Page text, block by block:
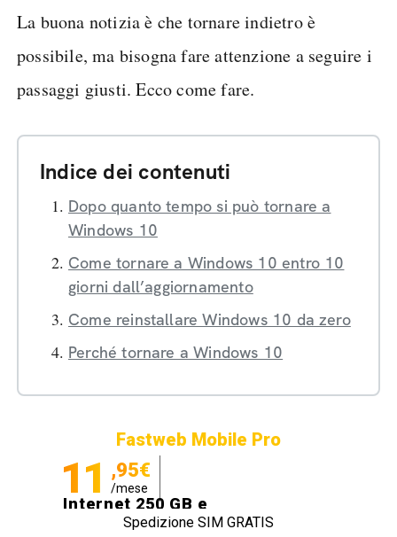
La buona notizia è che tornare indietro è
possibile, ma bisogna fare attenzione a seguire i
passaggi giusti. Ecco come fare.
Indice dei contenuti
Dopo quanto tempo si può tornare a
Windows 10
Come tornare a Windows 10 entro 10
giorni dall’aggiornamento
Come reinstallare Windows 10 da zero
Perché tornare a Windows 10
Fastweb Mobile Pro
11 ,95€
/mese
Internet 250 GB e
Minuti illimitati
Spedizione SIM GRATIS